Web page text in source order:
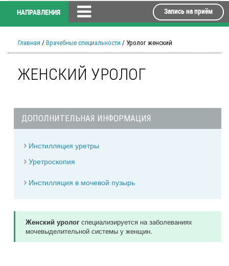
НАПРАВЛЕНИЯ Запись на приём
Главная / Врачебные специальности / Уролог женский
ЖЕНСКИЙ УРОЛОГ
ДОПОЛНИТЕЛЬНАЯ ИНФОРМАЦИЯ
Инстилляция уретры
Уретроскопия
Инстилляция в мочевой пузырь
Женский уролог специализируется на заболеваниях
мочевыделительной системы у женщин.